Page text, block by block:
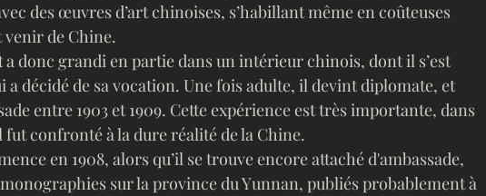
des œuvres d’art chinoises, s’habillant même en coûteuses
venir de Chine.
a donc grandi en partie dans un intérieur chinois, dont il s’est
décidé de sa vocation. Une fois adulte, il devint diplomate, et
entre 1903 et 1909. Cette expérience est très importante, dans
confronté à la dure réalité de la Chine.
sur la province du Yunnan, publiés probablement à